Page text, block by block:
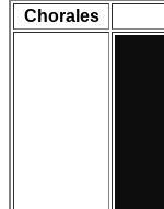
Chorales